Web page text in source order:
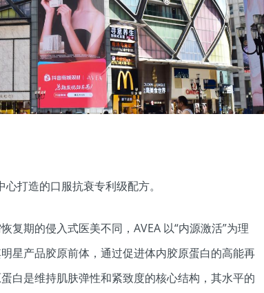
打造的口服抗衰专利级配方。
复期的侵入式医美不同，AVEA 以“内源激活”为理
星产品胶原前体，通过促进体内胶原蛋白的高能再
白是维持肌肤弹性和紧致度的核心结构，其水平的